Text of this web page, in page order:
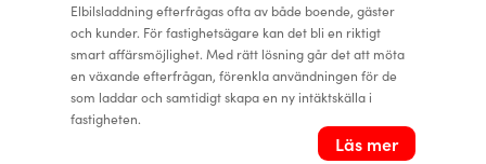
Elbilsladdning efterfrågas ofta av både boende, gäster
och kunder. För fastighetsägare kan det bli en riktigt
smart affärsmöjlighet. Med rätt lösning går det att möta
en växande efterfrågan, förenkla användningen för de
som laddar och samtidigt skapa en ny intäktskälla i
fastigheten.
Läs mer